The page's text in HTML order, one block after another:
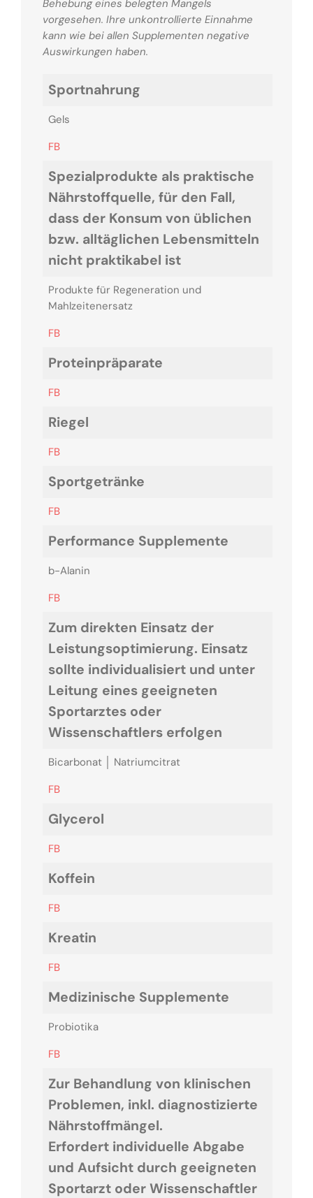
Behebung eines belegten Mangels
vorgesehen. Ihre unkontrollierte Einnahme
kann wie bei allen Supplementen negative
Auswirkungen haben.
Sportnahrung
Gels
FB
Spezialprodukte als praktische
Nährstoffquelle, für den Fall,
dass der Konsum von üblichen
bzw. alltäglichen Lebensmitteln
nicht praktikabel ist
Produkte für Regeneration und
Mahlzeitenersatz
FB
Proteinpräparate
FB
Riegel
FB
Sportgetränke
FB
Performance Supplemente
b-Alanin
FB
Zum direkten Einsatz der
Leistungsoptimierung. Einsatz
sollte individualisiert und unter
Leitung eines geeigneten
Sportarztes oder
Wissenschaftlers erfolgen
Bicarbonat │ Natriumcitrat
FB
Glycerol
FB
Koffein
FB
Kreatin
FB
Medizinische Supplemente
Probiotika
FB
Zur Behandlung von klinischen
Problemen, inkl. diagnostizierte
Nährstoffmängel.
Erfordert individuelle Abgabe
und Aufsicht durch geeigneten
Sportarzt oder Wissenschaftler